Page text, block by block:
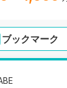
ブックマーク